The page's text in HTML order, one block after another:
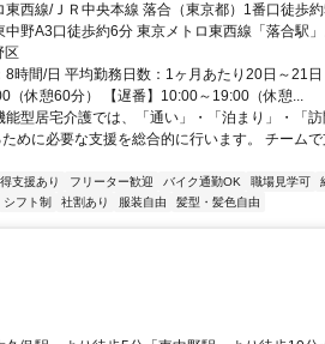
東西線/ＪＲ中央本線 落合（東京都）1番口徒歩
中野A3口徒歩約6分 東京メトロ東西線「落合駅
区
時間/日 平均勤務日数：1ヶ月あたり20日～21
（休憩60分） 【遅番】10:00～19:00（休憩...
能型居宅介護では、「通い」・「泊まり」・「
めに必要な支援を総合的に行います。 チーム
支援あり フリーター歓迎 バイク通勤OK 職場見学可
シフト制 社割あり 服装自由 髪型・髪色自由